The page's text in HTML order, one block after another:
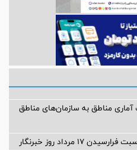
مناطق به سازمان‌های مناطق
مرداد روز خبرنگار